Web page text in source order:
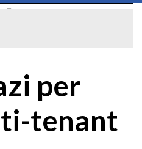
per
tenant